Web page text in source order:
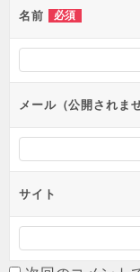
ー
名前 必須
メール（公開されま
サイト